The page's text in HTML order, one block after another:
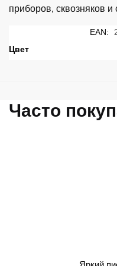
приборов, сквозняков
EAN:
Цвет
Часто